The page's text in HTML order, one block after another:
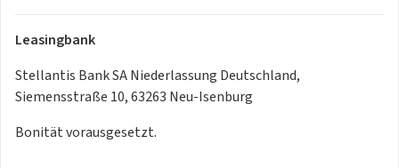
Kopfstützen hinten (3-fach)
Lenkrad mit Multifunktion
Motor 1,2 Ltr. - 74 kW PureTech
Multifunktionsanzeige mit Farbdisplay (DGT10CHD)
Zoll
Leasingbank
Stellantis Bank SA Niederlassung Deutschland,
Siemensstraße 10, 63263 Neu-Isenburg
Bonität vorausgesetzt.